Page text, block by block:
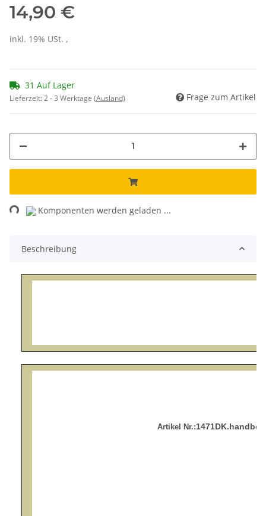
14,90 €
inkl. 19% USt. ,
31 Auf Lager
Lieferzeit:2 - 3 Werktage (Ausland) Frage zum Artikel
Komponenten werden geladen ...
Beschreibung
Artikel Nr.: